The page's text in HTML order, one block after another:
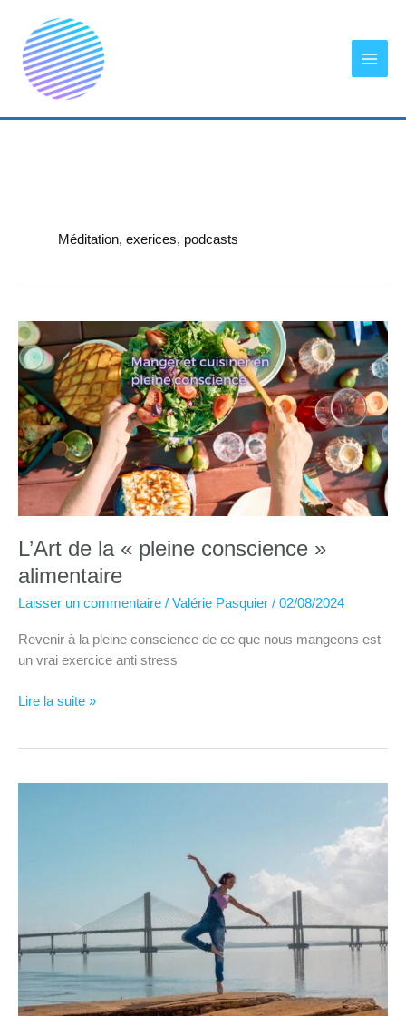
contenu
Méditation, exerices, podcasts
L’Art de la « pleine conscience »
alimentaire
Laisser un commentaire / Valérie Pasquier / 02/08/2024
Revenir à la pleine conscience de ce que nous mangeons est
un vrai exercice anti stress
L’Art
conscience »
Lire la suite »